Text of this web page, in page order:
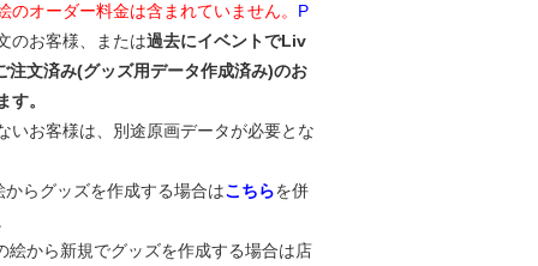
のオーダー料金は含まれていません。 P
のお客様、または過去にイベントでLiv
文済み(グッズ用データ作成済み)のお
す。
いお客様は、別途原画データが必要とな
からグッズを作成する場合はこちらを併
絵から新規でグッズを作成する場合は店